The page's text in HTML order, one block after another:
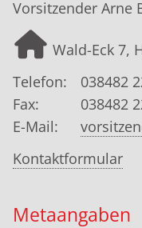
Vorsitzender Arne
Wald-Eck 7,
Telefon:
038482
Fax:
038482
E-Mail:
Kontaktformular
Metaangaben